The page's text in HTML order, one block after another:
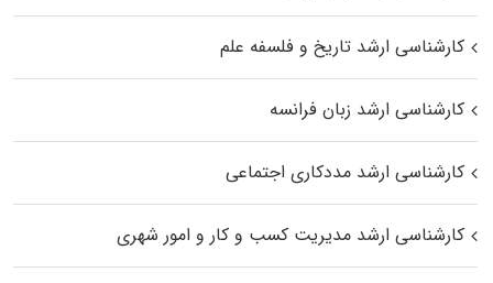
کارشناسی ارشد تاریخ و فلسفه علم
کارشناسی ارشد زبان فرانسه
کارشناسی ارشد مددکاری اجتماعی
کارشناسی ارشد مدیریت کسب و کار و امور شهری